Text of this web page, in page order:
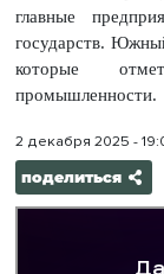
главные
государств.
которые
промышленности.
2 декабря 2025 -
поделиться